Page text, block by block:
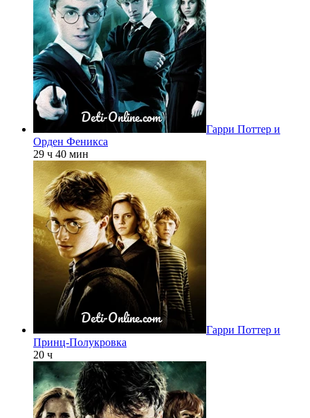
Гарри Поттер и
Орден Феникса
29 ч 40 мин
Гарри Поттер и
Принц-Полукровка
20 ч